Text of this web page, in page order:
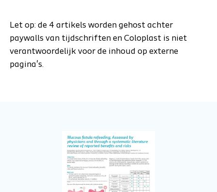
Let op: de 4 artikels worden gehost achter
paywalls van tijdschriften en Coloplast is niet
verantwoordelijk voor de inhoud op externe
pagina's.